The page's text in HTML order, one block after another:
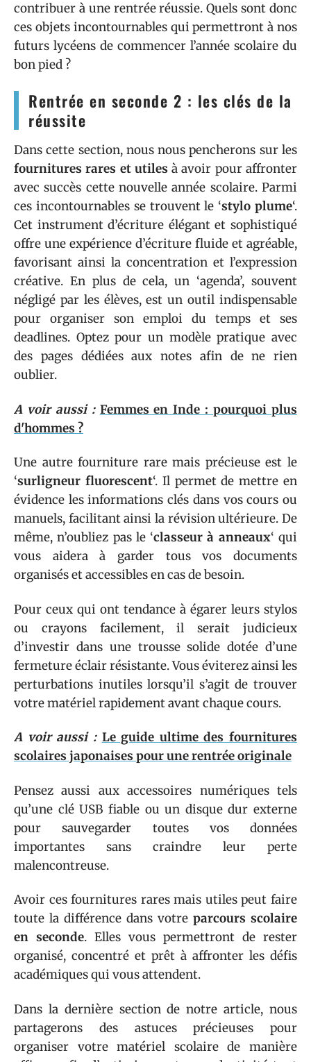
contribuer à une rentrée réussie. Quels sont donc
ces objets incontournables qui permettront à nos
futurs lycéens de commencer l’année scolaire du
bon pied ?
Rentrée en seconde 2 : les clés de la
réussite
Dans cette section, nous nous pencherons sur les
fournitures rares et utiles à avoir pour affronter
avec succès cette nouvelle année scolaire. Parmi
ces incontournables se trouvent le ‘stylo plume‘.
Cet instrument d’écriture élégant et sophistiqué
offre une expérience d’écriture fluide et agréable,
favorisant ainsi la concentration et l’expression
créative. En plus de cela, un ‘agenda’, souvent
négligé par les élèves, est un outil indispensable
pour organiser son emploi du temps et ses
deadlines. Optez pour un modèle pratique avec
des pages dédiées aux notes afin de ne rien
oublier.
A voir aussi : Femmes en Inde : pourquoi plus
d'hommes ?
Une autre fourniture rare mais précieuse est le
‘surligneur fluorescent‘. Il permet de mettre en
évidence les informations clés dans vos cours ou
manuels, facilitant ainsi la révision ultérieure. De
même, n’oubliez pas le ‘classeur à anneaux‘ qui
vous aidera à garder tous vos documents
organisés et accessibles en cas de besoin.
Pour ceux qui ont tendance à égarer leurs stylos
ou crayons facilement, il serait judicieux
d’investir dans une trousse solide dotée d’une
fermeture éclair résistante. Vous éviterez ainsi les
perturbations inutiles lorsqu’il s’agit de trouver
votre matériel rapidement avant chaque cours.
A voir aussi : Le guide ultime des fournitures
scolaires japonaises pour une rentrée originale
Pensez aussi aux accessoires numériques tels
qu’une clé USB fiable ou un disque dur externe
pour sauvegarder toutes vos données
importantes sans craindre leur perte
malencontreuse.
Avoir ces fournitures rares mais utiles peut faire
toute la différence dans votre parcours scolaire
en seconde. Elles vous permettront de rester
organisé, concentré et prêt à affronter les défis
académiques qui vous attendent.
Dans la dernière section de notre article, nous
partagerons des astuces précieuses pour
organiser votre matériel scolaire de manière